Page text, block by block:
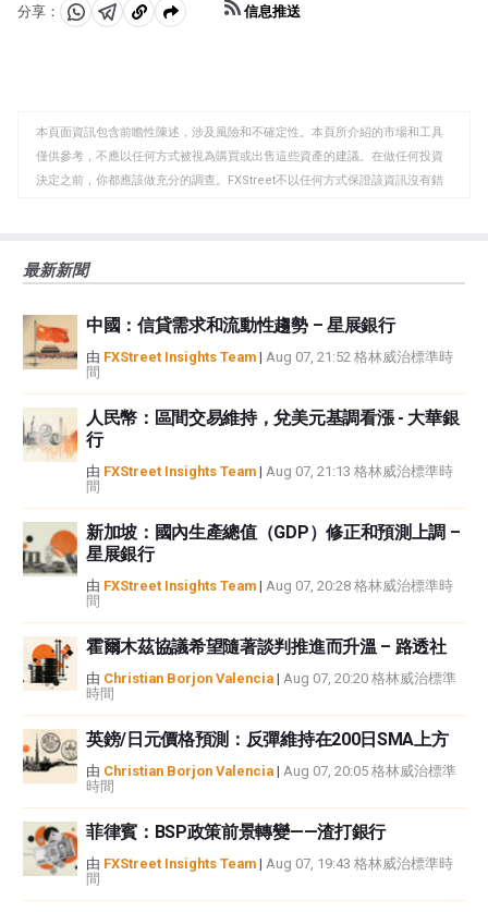
分享：
分 分 複
板
信息推送
本頁面資訊包含前瞻性陳述，涉及風險和不確定性。本頁所介紹的市場和工具
僅供參考，不應以任何方式被視為購買或出售這些資產的建議。在做任何投資
決定之前，你都應該做充分的調查。FXStreet不以任何方式保證該資訊沒有錯
觀點，並不代表FXStreet或其廣告商的官方政策或立場。作者不對本頁連結的
如果文章正文中沒有明確提到，在撰寫本文時，作者在本文中提到的任何股票
中都沒有頭寸，也沒有與文中提到的任何公司有業務關係。除了FXStreet，作
者沒有收到撰寫這篇文章的報酬。
FXStreet和作者不提供個性化的建議。作者對該資訊的準確性、完整性或適用
性不作任何陳述。FXStreet和作者將不承擔任何錯誤，遺漏或任何損失，傷害
或損害由此資訊及其顯示或使用引起的。錯誤和遺漏除外。本文作者和
FXStreet並非註冊投資顧問，本文內容無意提供任何投資建議。
最新新聞
中國：信貸需求和流動性趨勢 – 星展銀行
由 FXStreet Insights Team | Aug 07, 21:52 格林威治標準時
間
人民幣：區間交易維持，兌美元基調看漲 - 大華銀
行
由 FXStreet Insights Team | Aug 07, 21:13 格林威治標準時
間
新加坡：國內生產總值（GDP）修正和預測上調 –
星展銀行
由 FXStreet Insights Team | Aug 07, 20:28 格林威治標準時
間
霍爾木茲協議希望隨著談判推進而升溫 – 路透社
由 Christian Borjon Valencia | Aug 07, 20:20 格林威治標準
時間
英鎊/日元價格預測：反彈維持在200日SMA上方
由 Christian Borjon Valencia | Aug 07, 20:05 格林威治標準
時間
菲律賓：BSP政策前景轉變——渣打銀行
由 FXStreet Insights Team | Aug 07, 19:43 格林威治標準時
間